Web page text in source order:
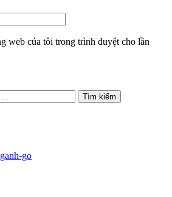
web của tôi trong trình duyệt cho lần